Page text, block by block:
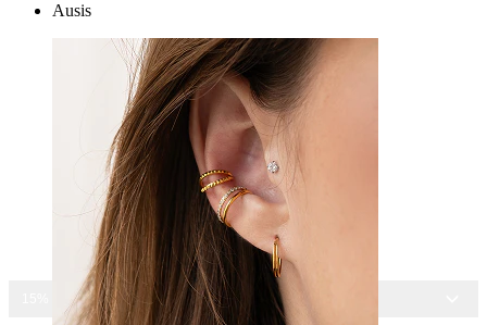
Ausis
15% NUOLAIDA VISIEMS PAPUOŠALAMS